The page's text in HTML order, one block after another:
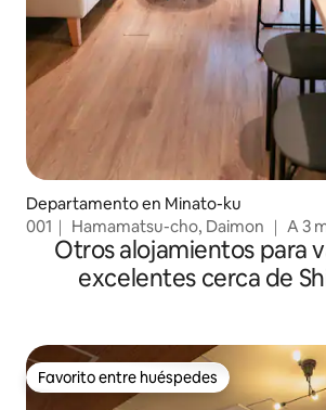
Departamento en Minato-ku
001｜ Hamamatsu-cho, Daimon ｜ A 3
Conexión directa con el aeropuerto ｜
de Tokio
Otros alojamientos para
excelentes cerca de
Favorito entre huéspedes
Favorito entre huéspedes